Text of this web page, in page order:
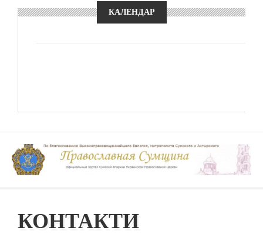
КАЛЕНДАР
КОНТАКТИ